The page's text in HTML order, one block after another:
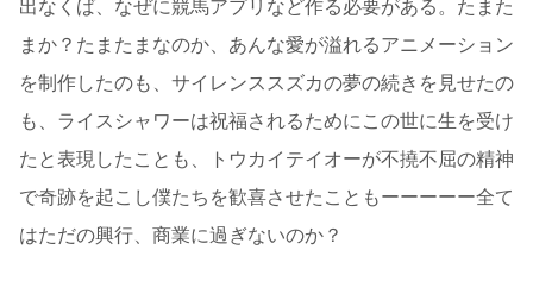
出なくば、なぜに競馬アプリなど作る必要がある。たまた
まか？たまたまなのか、あんな愛が溢れるアニメーション
を制作したのも、サイレンススズカの夢の続きを見せたの
も、ライスシャワーは祝福されるためにこの世に生を受け
たと表現したことも、トウカイテイオーが不撓不屈の精神
で奇跡を起こし僕たちを歓喜させたこともーーーーー全て
はただの興行、商業に過ぎないのか？